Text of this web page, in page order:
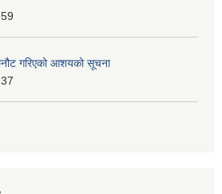
गरिएको आशयको सूचना